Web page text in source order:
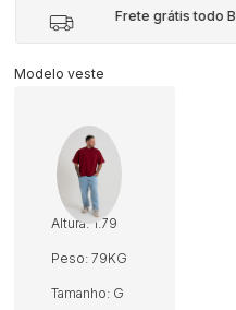
Frete grátis todo
Modelo veste
Altura: 1.79
Peso: 79KG
Tamanho: G